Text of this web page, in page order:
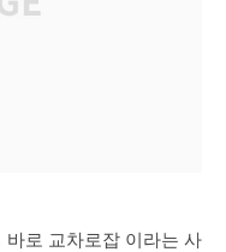
로 교차로잡 이라는 사